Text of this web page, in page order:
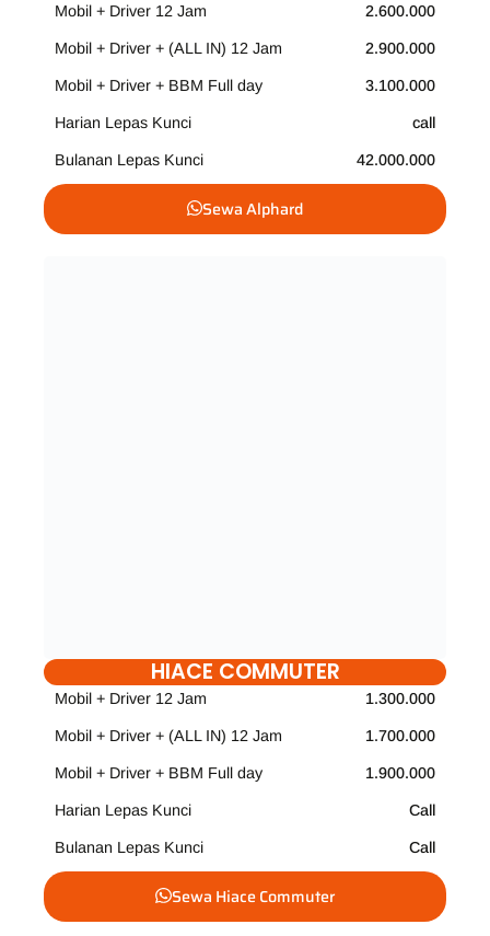
Mobil + Driver 12 Jam 2.600.000
Mobil + Driver + (ALL IN) 12 Jam 2.900.000
Mobil + Driver + BBM Full day 3.100.000
Harian Lepas Kunci call
Bulanan Lepas Kunci 42.000.000
Sewa Alphard
HIACE COMMUTER
Mobil + Driver 12 Jam 1.300.000
Mobil + Driver + (ALL IN) 12 Jam 1.700.000
Mobil + Driver + BBM Full day 1.900.000
Harian Lepas Kunci Call
Bulanan Lepas Kunci Call
Sewa Hiace Commuter